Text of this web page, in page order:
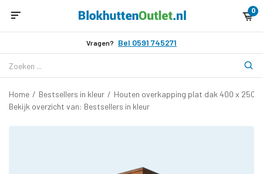
0
Vragen? Bel 0591 745271
Home / Bestsellers in kleur / Houten overkapping plat dak 400 x
Bekijk overzicht van: Bestsellers in kleur